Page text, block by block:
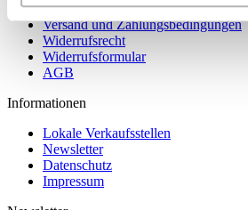
Kontakt
Versand und Zahlungsbedingungen
Widerrufsrecht
Widerrufsformular
AGB
Informationen
Lokale Verkaufsstellen
Newsletter
Datenschutz
Impressum